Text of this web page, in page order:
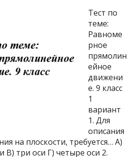
Тест по
теме:
Равноме
рное
прямолин
ейное
движени
е. 9 класс
1
вариант
1. Для
описания
на плоскости, требуется… А)
В) три оси Г) четыре оси 2.